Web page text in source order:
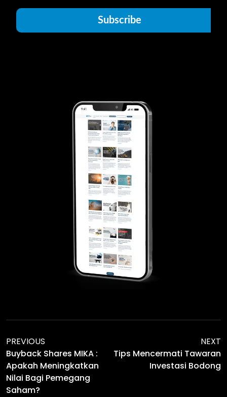
Subscribe
PREVIOUS
Buyback Shares MIKA :
Apakah Meningkatkan
Nilai Bagi Pemegang
Saham?
NEXT
Tips Mencermati Tawaran
Investasi Bodong